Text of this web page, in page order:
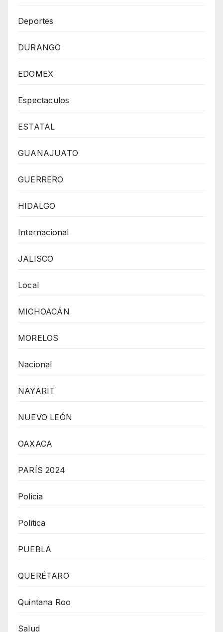
Deportes
DURANGO
EDOMEX
Espectaculos
ESTATAL
GUANAJUATO
GUERRERO
HIDALGO
Internacional
JALISCO
Local
MICHOACÁN
MORELOS
Nacional
NAYARIT
NUEVO LEÓN
OAXACA
PARÍS 2024
Policia
Politica
PUEBLA
QUERÉTARO
Quintana Roo
Salud